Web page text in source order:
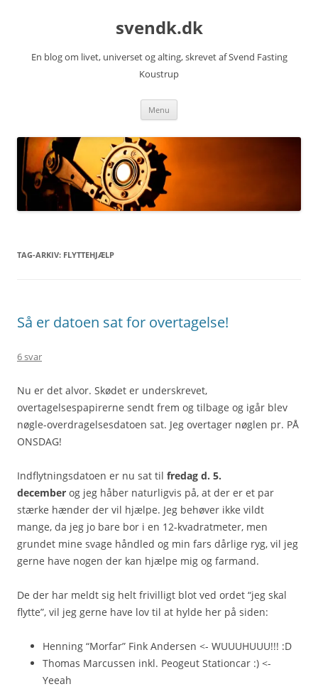
svendk.dk
En blog om livet, universet og alting, skrevet af Svend Fasting
Koustrup
Menu
TAG-ARKIV: FLYTTEHJÆLP
Så er datoen sat for overtagelse!
6 svar
Nu er det alvor. Skødet er underskrevet,
overtagelsespapirerne sendt frem og tilbage og igår blev
nøgle-overdragelsesdatoen sat. Jeg overtager nøglen pr. PÅ
ONSDAG!
Indflytningsdatoen er nu sat til fredag d. 5.
december og jeg håber naturligvis på, at der er et par
stærke hænder der vil hjælpe. Jeg behøver ikke vildt
mange, da jeg jo bare bor i en 12-kvadratmeter, men
grundet mine svage håndled og min fars dårlige ryg, vil jeg
gerne have nogen der kan hjælpe mig og farmand.
De der har meldt sig helt frivilligt blot ved ordet “jeg skal
flytte”, vil jeg gerne have lov til at hylde her på siden:
Henning “Morfar” Fink Andersen <- WUUUHUUU!!! :D
Thomas Marcussen inkl. Peogeut Stationcar :) <-
Yeeah